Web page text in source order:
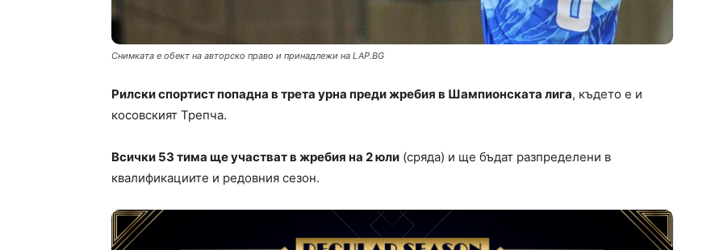
Снимката е обект на авторско право и принадлежи на LAP.BG
Рилски спортист попадна в трета урна преди жребия в Шампионската лига, където е и
косовският Трепча.
Всички 53 тима ще участват в жребия на 2 юли (сряда) и ще бъдат разпределени в
квалификациите и редовния сезон.